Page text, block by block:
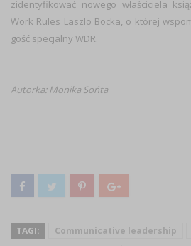
zidentyfikować nowego właściciela
Work Rules Laszlo Bocka, o której
gość specjalny WDR.
Autorka: Monika Sońta
TAGI: Communicative leadership